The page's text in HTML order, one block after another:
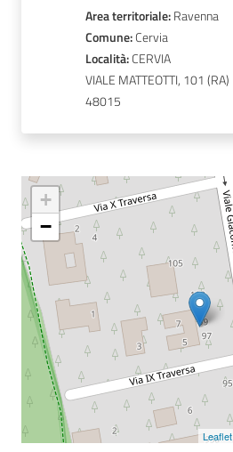
e
Seguici
su
Area territoriale:Ravenna
Comune: Cervia
Località: CERVIA
VIALE MATTEOTTI, 101
48015
+
−
Leaflet